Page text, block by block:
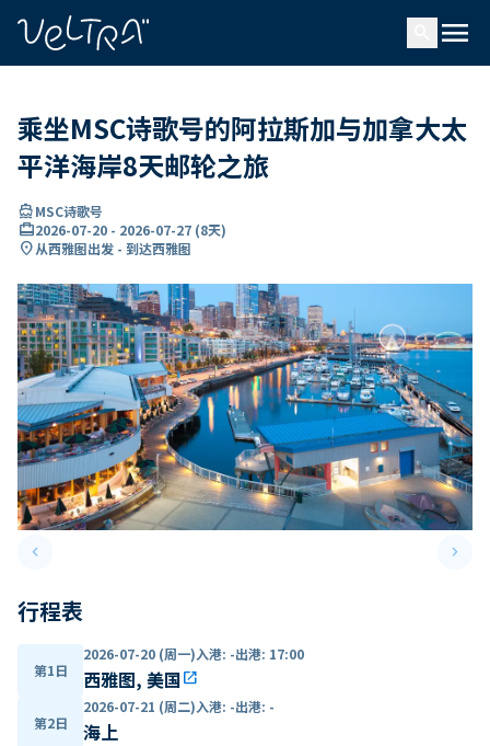
menu
乘坐MSC诗歌号的阿拉斯加与加拿大太
平洋海岸8天邮轮之旅
directions_boatMSC诗歌号
card_travel2026-07-20 - 2026-07-27 (8天)
location_on从西雅图出发 - 到达西雅图
keyboard_arrow_leftPrevious slide keyboard_arrow_right
行程表
第1日
2026-07-20 (周一)入港: -出港: 17:00
西雅图, 美国open_in_new
第2日
2026-07-21 (周二)入港: -出港: -
海上